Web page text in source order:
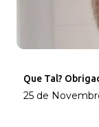
Que Tal?
25 de